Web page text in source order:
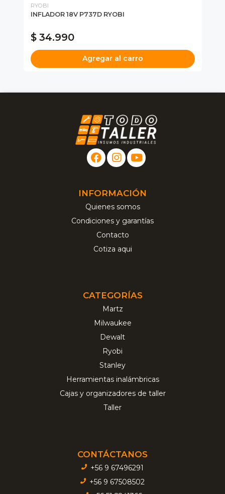
RYOBI
INFLADOR 18V P737D RYOBI
$ 34.990
Agregar al carro
INFORMACIÓN
Quienes somos
Condiciones y garantías
Contacto
Cotiza aqui
CATEGORÍAS
Martz
Milwaukee
Dewalt
Ryobi
Stanley
Herramientas inalámbricas
Cajas y organizadores de taller
Taller
CONTÁCTANOS
+56 9 67496291
+56 9 67508502